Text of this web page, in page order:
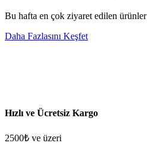
Bu hafta en çok ziyaret edilen ürünler
Daha Fazlasını Keşfet
Hızlı ve Ücretsiz Kargo
2500₺ ve üzeri